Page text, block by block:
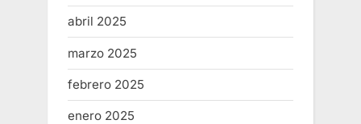
abril 2025
marzo 2025
febrero 2025
enero 2025